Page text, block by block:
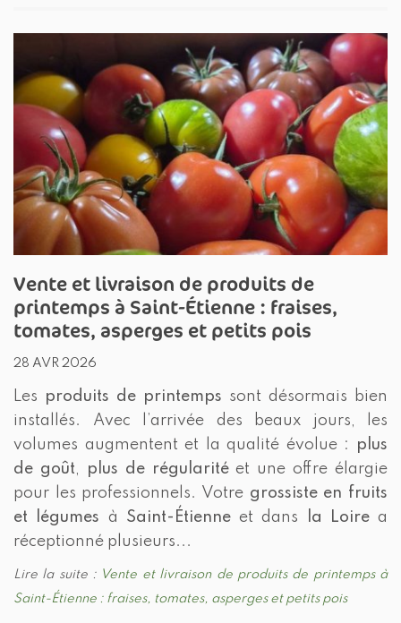
Vente et livraison de produits de
printemps à Saint-Étienne : fraises,
tomates, asperges et petits pois
28 AVR 2026
Les produits de printemps sont désormais bien
installés. Avec l’arrivée des beaux jours, les
volumes augmentent et la qualité évolue :
plus
de goût, plus de régularitéet une offre élargie
pour les professionnels. Votre grossiste en fruits
et légumes à Saint-Étienneet dans la Loirea
réceptionné plusieurs...
Lire la suite : Vente et livraison de produits de printemps à
Saint-Étienne : fraises, tomates, asperges et petits pois